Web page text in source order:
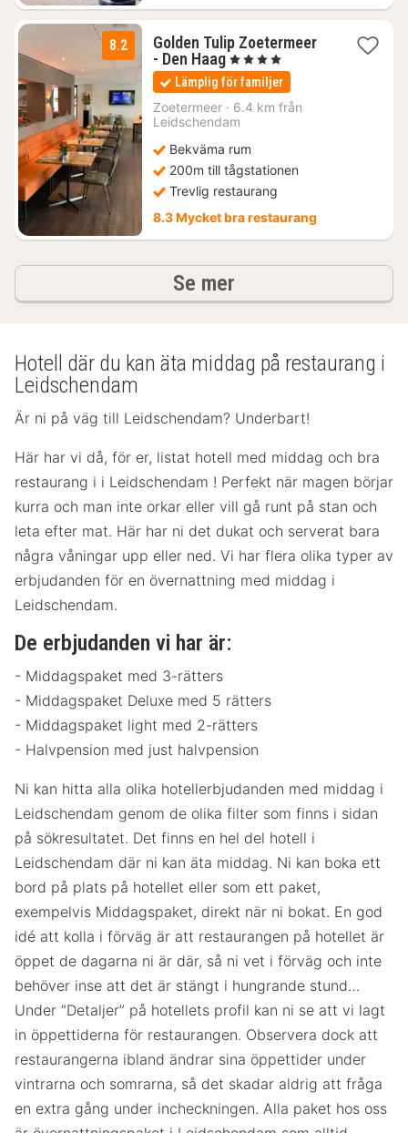
8.2
Golden Tulip Zoetermeer
- Den Haag1
natt
från
1404
kr.
, 4 Stjärnor
Lämplig för familjer
Zoetermeer · 6.4 km från
Leidschendam
Bekväma rum
200m till tågstationen
Trevlig restaurang
8.3 Mycket bra restaurang
Se mer
Hotell där du kan äta middag på restaurang i
Leidschendam
Är ni på väg till Leidschendam? Underbart!
Här har vi då, för er, listat hotell med middag och bra
restaurang i i Leidschendam ! Perfekt när magen börjar
kurra och man inte orkar eller vill gå runt på stan och
leta efter mat. Här har ni det dukat och serverat bara
några våningar upp eller ned. Vi har flera olika typer av
erbjudanden för en övernattning med middag i
Leidschendam.
De erbjudanden vi har är:
- Middagspaket med 3-rätters
- Middagspaket Deluxe med 5 rätters
- Middagspaket light med 2-rätters
- Halvpension med just halvpension
Ni kan hitta alla olika hotellerbjudanden med middag i
Leidschendam genom de olika filter som finns i sidan
på sökresultatet. Det finns en hel del hotell i
Leidschendam där ni kan äta middag. Ni kan boka ett
bord på plats på hotellet eller som ett paket,
exempelvis Middagspaket, direkt när ni bokat. En god
idé att kolla i förväg är att restaurangen på hotellet är
öppet de dagarna ni är där, så ni vet i förväg och inte
behöver inse att det är stängt i hungrande stund…
Under ”Detaljer” på hotellets profil kan ni se att vi lagt
in öppettiderna för restaurangen. Observera dock att
restaurangerna ibland ändrar sina öppettider under
vintrarna och somrarna, så det skadar aldrig att fråga
en extra gång under incheckningen. Alla paket hos oss